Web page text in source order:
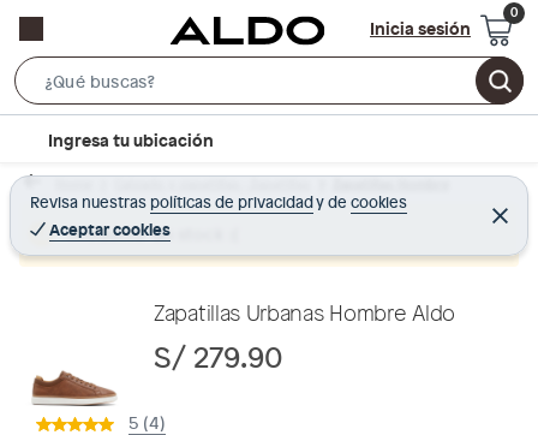
Inicia sesión
e
r
c
B
r
c
t
Ingresa tu ubicación
Revisa nuestras políticas de privacidadyde cookies
Aceptar cookies
C
e
r
Home Calzado y zapatillas - Zapatillas Zapatillas Hombre
Producto sin stock :(
Zapatillas Urbanas Hombre Aldo
S/ 279.90
5 (4)